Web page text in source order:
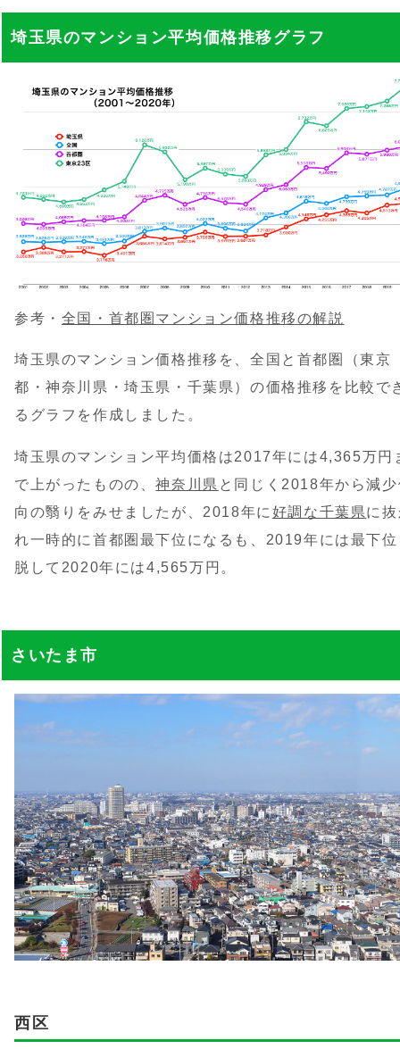
埼玉県のマンション平均価格推移グラフ
参考・ 全国・首都圏マンション価格推移の解説
埼玉県のマンション価格推移を、全国と首都圏（東京
都・神奈川県・埼玉県・千葉県）の価格推移を比較で
るグラフを作成しました。
埼玉県のマンション平均価格は2017年には4,365万円
で上がったものの、神奈川県 と同じく2018年から減
向の翳りをみせましたが、2018年に 好調な千葉県に
れ一時的に首都圏最下位になるも、2019年には最下
脱して2020年には4,565万円。
さいたま市
西区